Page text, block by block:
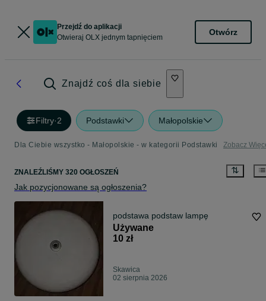
Przejdź do aplikacji
Otwieraj OLX jednym tapnięciem
Otwórz
Znajdź coś dla siebie
Filtry·2 Podstawki Małopolskie
Dla Ciebie wszystko - Małopolskie - w kategorii Podstawki Zobacz
ZNALEŹLIŚMY 320 OGŁOSZEŃ
Jak pozycjonowane są ogłoszenia?
podstawa podstaw lampę
Używane
10 zł
Skawica
02 sierpnia 2026